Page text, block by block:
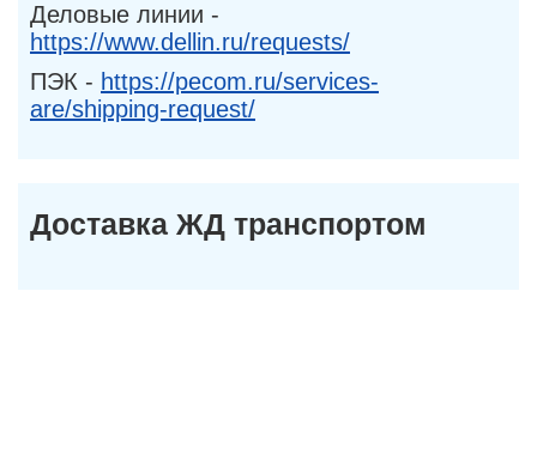
Деловые линии -
https://www.dellin.ru/requests/
ПЭК - https://pecom.ru/services-
are/shipping-request/
Доставка ЖД транспортом